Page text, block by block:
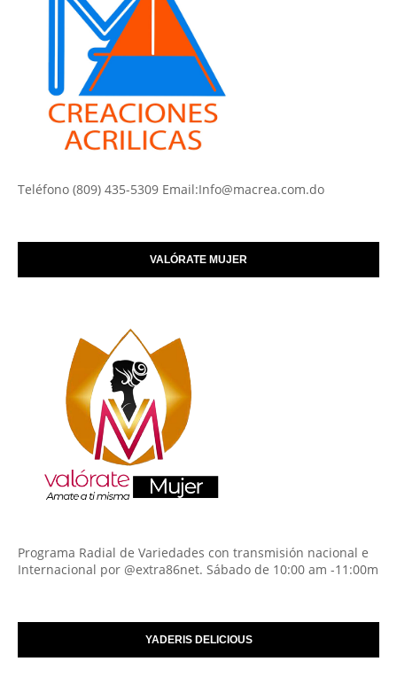
Teléfono (809) 435-5309 Email:Info@macrea.com.do
VALÓRATE MUJER
Programa Radial de Variedades con transmisión nacional e
Internacional por @extra86net. Sábado de 10:00 am -11:00m
YADERIS DELICIOUS